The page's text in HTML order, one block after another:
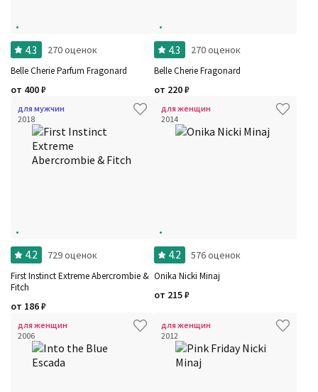
Сбросить
Цена Сбросить
4.3 270 оценок
Belle Cherie Parfum Fragonard
от 400₽
4.3 270 оценок
Belle Cherie Fragonard
от 220₽
для мужчин
2018
4.2 729 оценок
First Instinct Extreme Abercrombie &
Fitch
от 186₽
для женщин
2014
4.2 576 оценок
Onika Nicki Minaj
от 215₽
для женщин
2006
для женщин
2012